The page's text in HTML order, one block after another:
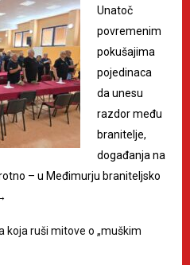
Unatoč
povremenim
pokušajima
pojedinaca
da unesu
razdor među
branitelje,
događanja na
– u Međimurju braniteljsko
koja ruši mitove o „muškim